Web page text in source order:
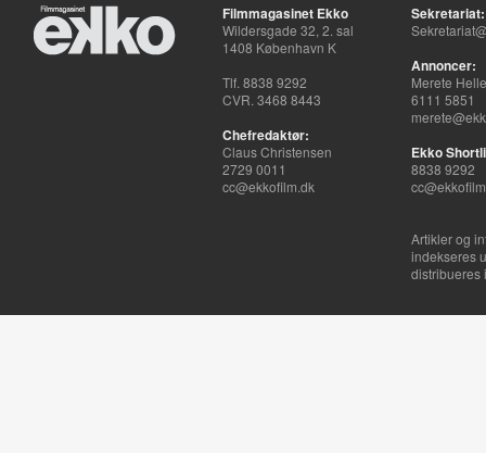
Filmmagasinet Ekko
Wildersgade 32, 2. sal
1408 København K
Tlf. 8838 9292
CVR. 3468 8443
Chefredaktør:
Claus Christensen
2729 0011
cc@ekkofilm.dk
Sekretariat:
Annoncer:
Merete
6111 5851
Ekko
8838 9292
Artikler og
indekseres
distribueres